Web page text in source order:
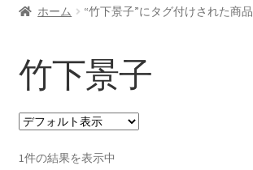
シ
ン
へ
キ
プ
ツ
ス
キ
プ
東三河の映画館
しねとろ倶楽部について
リンクの旅
ホーム “竹下景子”にタグ付けされた商品
竹下景子
1件の結果を表示中